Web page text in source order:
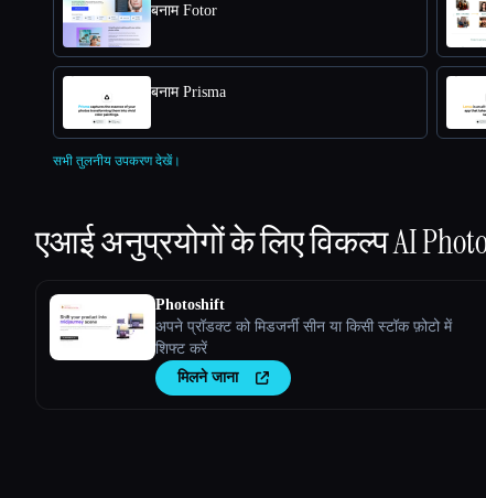
बनाम Fotor
बनाम Prisma
सभी तुलनीय उपकरण देखें।
एआई अनुप्रयोगों के लिए विकल्पAI
Photoshift
अपने प्रॉडक्ट को मिडजर्नी सीन या किसी स्टॉक फ़ोटो में
शिफ्ट करें
मिलने जाना